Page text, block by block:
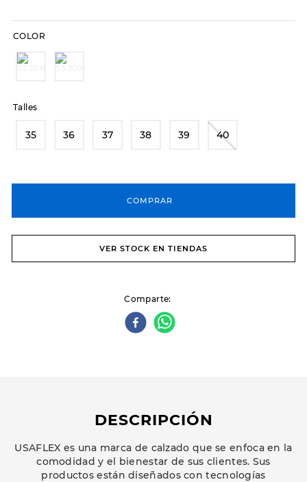
COLOR
Talles
35 36 37 38 39 40
COMPRAR
VER STOCK EN TIENDAS
Comparte
DESCRIPCIÓN
USAFLEX es una marca de calzado que se enfoca en la
comodidad y el bienestar de sus clientes. Sus
productos están diseñados con tecnologías